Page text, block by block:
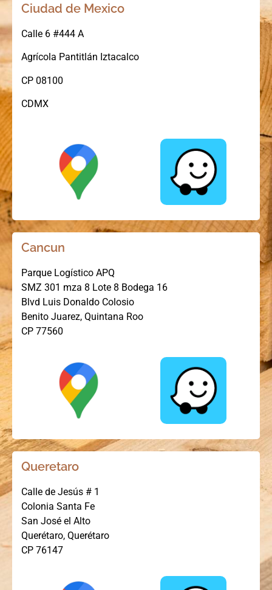
Ciudad de Mexico
Calle 6 #444 A
Agrícola Pantitlán Iztacalco
CP 08100
CDMX
Cancun
Parque Logístico APQ
SMZ 301 mza 8 Lote 8 Bodega 16
Blvd Luis Donaldo Colosio
Benito Juarez, Quintana Roo
CP 77560
Queretaro
Calle de Jesús # 1
Colonia Santa Fe
San José el Alto
Querétaro, Querétaro
CP 76147